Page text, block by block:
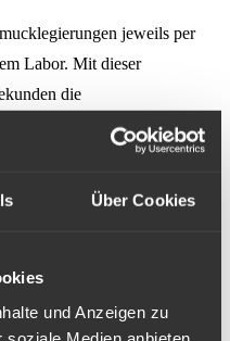
Über Cookies
und Anzeigen zu
jeweils per
Labor. Mit dieser
die
am Edelmetallgehalt des